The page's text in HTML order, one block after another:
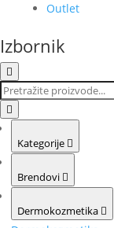
Outlet
Izbornik
Kategorije
Brendovi
Dermokozmetika